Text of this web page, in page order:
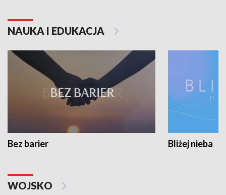
NAUKA I EDUKACJA
Bez barier Bliżej nieba
WOJSKO